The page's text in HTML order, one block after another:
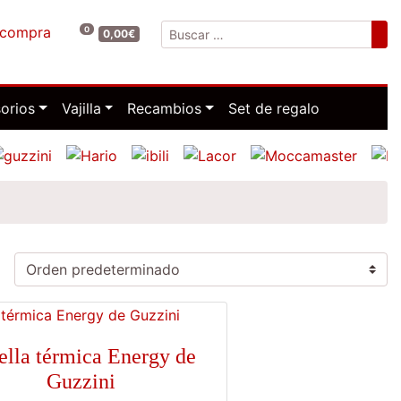
0 0,00€ Buscar:
Vajilla Recambios Set de regalo
térmica Energy de
Guzzini